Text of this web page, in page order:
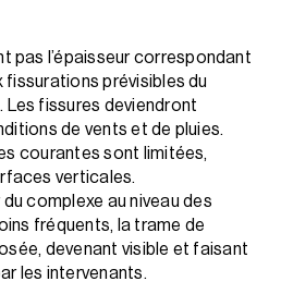
pas l’épaisseur correspondant
fissurations prévisibles du
Les fissures deviendront
de vents et de pluies.
courantes sont limitées,
verticales.
complexe au niveau des
fréquents, la trame de
devenant visible et faisant
les intervenants.